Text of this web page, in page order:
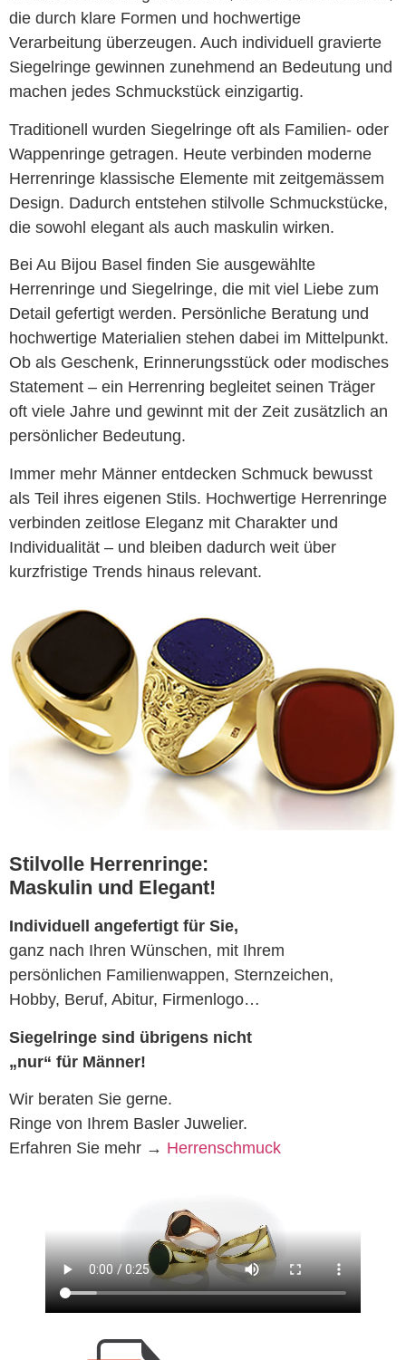
die durch klare Formen und hochwertige
Verarbeitung überzeugen. Auch individuell gravierte
Siegelringe gewinnen zunehmend an Bedeutung und
machen jedes Schmuckstück einzigartig.
Traditionell wurden Siegelringe oft als Familien- oder
Wappenringe getragen. Heute verbinden moderne
Herrenringe klassische Elemente mit zeitgemässem
Design. Dadurch entstehen stilvolle Schmuckstücke,
die sowohl elegant als auch maskulin wirken.
Bei Au Bijou Basel finden Sie ausgewählte
Herrenringe und Siegelringe, die mit viel Liebe zum
Detail gefertigt werden. Persönliche Beratung und
hochwertige Materialien stehen dabei im Mittelpunkt.
Ob als Geschenk, Erinnerungsstück oder modisches
Statement – ein Herrenring begleitet seinen Träger
oft viele Jahre und gewinnt mit der Zeit zusätzlich an
persönlicher Bedeutung.
Immer mehr Männer entdecken Schmuck bewusst
als Teil ihres eigenen Stils. Hochwertige Herrenringe
verbinden zeitlose Eleganz mit Charakter und
Individualität – und bleiben dadurch weit über
kurzfristige Trends hinaus relevant.
Stilvolle Herrenringe:
Maskulin und Elegant!
Individuell angefertigt für Sie,
ganz nach Ihren Wünschen, mit Ihrem
persönlichen Familienwappen, Sternzeichen,
Hobby, Beruf, Abitur, Firmenlogo…
Siegelringe sind übrigens nicht
„nur“ für Männer!
Wir beraten Sie gerne.
Ringe von Ihrem Basler Juwelier.
Erfahren Sie mehr → Herrenschmuck